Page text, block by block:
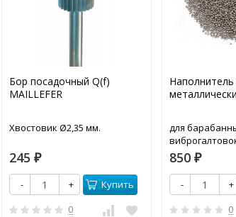
Бор посадочный Q(f)
MAILLEFER
Хвостовик Ø2,35 мм.
245 ₽
- + Купить
0
для
850 ₽
- +
0